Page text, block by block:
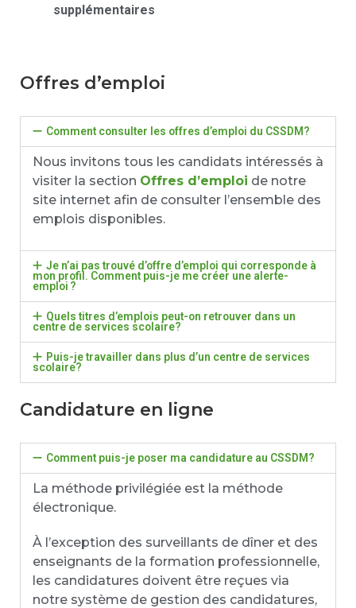
supplémentaires
Offres d’emploi
Comment consulter les offres d’emploi du CSSDM?
Nous invitons tous les candidats intéressés à
visiter la section Offres d’emploi de notre
site internet afin de consulter l’ensemble des
emplois disponibles.
Je n’ai pas trouvé d’offre d’emploi qui corresponde à
mon profil. Comment puis-je me créer une alerte-
emploi ?
Quels titres d’emplois peut-on retrouver dans un
centre de services scolaire?
Puis-je travailler dans plus d’un centre de services
scolaire?
Candidature en ligne
Comment puis-je poser ma candidature au CSSDM?
La méthode privilégiée est la méthode
électronique.
À l’exception des surveillants de dîner et des
enseignants de la formation professionnelle,
les candidatures doivent être reçues via
notre système de gestion des candidatures,